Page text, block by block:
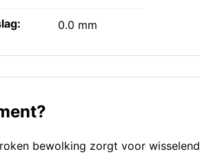
0.0 mm
bewolking zorgt voor